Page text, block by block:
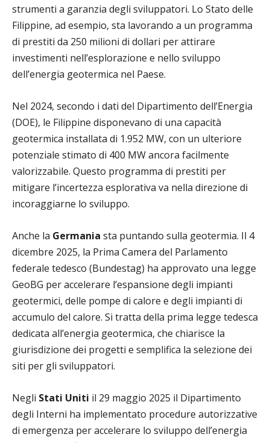
strumenti a garanzia degli sviluppatori. Lo Stato delle
Filippine, ad esempio, sta lavorando a un programma
di prestiti da 250 milioni di dollari per attirare
investimenti nell’esplorazione e nello sviluppo
dell’energia geotermica nel Paese.
Nel 2024, secondo i dati del Dipartimento dell’Energia
(DOE), le Filippine disponevano di una capacità
geotermica installata di 1.952 MW, con un ulteriore
potenziale stimato di 400 MW ancora facilmente
valorizzabile. Questo programma di prestiti per
mitigare l’incertezza esplorativa va nella direzione di
incoraggiarne lo sviluppo.
Anche la Germania sta puntando sulla geotermia. Il 4
dicembre 2025, la Prima Camera del Parlamento
federale tedesco (Bundestag) ha approvato una legge
GeoBG per accelerare l’espansione degli impianti
geotermici, delle pompe di calore e degli impianti di
accumulo del calore. Si tratta della prima legge tedesca
dedicata all’energia geotermica, che chiarisce la
giurisdizione dei progetti e semplifica la selezione dei
siti per gli sviluppatori.
Negli Stati Uniti il 29 maggio 2025 il Dipartimento
degli Interni ha implementato procedure autorizzative
di emergenza per accelerare lo sviluppo dell’energia